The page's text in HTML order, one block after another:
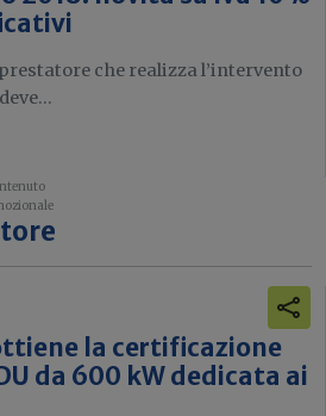
che realizza l’intervento
la certificazione
da 600 kW dedicata ai